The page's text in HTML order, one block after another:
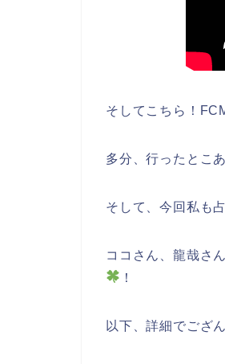
そしてこちら！
多分、行ったとこ
そして、今回私も
ココさん、龍哉さ
！
以下、詳細でござん